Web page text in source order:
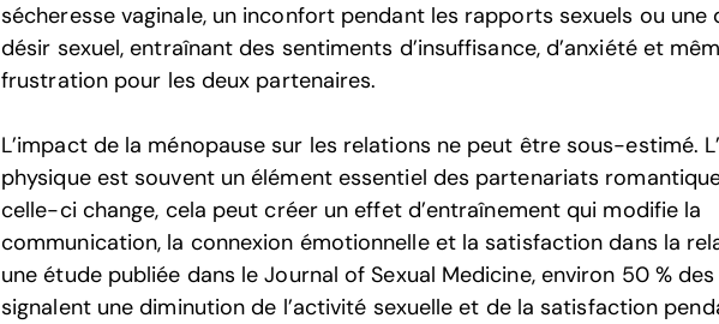
sécheresse vaginale, un inconfort pendant les rapports sexuels ou une
désir sexuel, entraînant des sentiments d’insuffisance, d’anxiété et
frustration pour les deux partenaires.
L’impact de la ménopause sur les relations ne peut être sous-estimé.
physique est souvent un élément essentiel des partenariats
celle-ci change, cela peut créer un effet d’entraînement qui modifie la
communication, la connexion émotionnelle et la satisfaction dans la
une étude publiée dans le Journal of Sexual Medicine, environ 50 %
signalent une diminution de l’activité sexuelle et de la satisfaction